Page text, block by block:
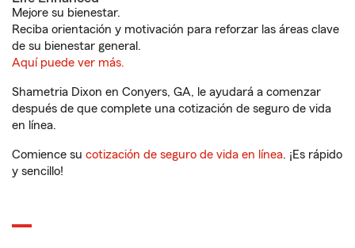
Mejore su bienestar.
Reciba orientación y motivación para reforzar las áreas clave
de su bienestar general.
Aquí puede ver más.
Shametria Dixon en Conyers, GA, le ayudará a comenzar
después de que complete una cotización de seguro de vida
en línea.
Comience su cotización de seguro de vida en línea. ¡Es rápido
y sencillo!